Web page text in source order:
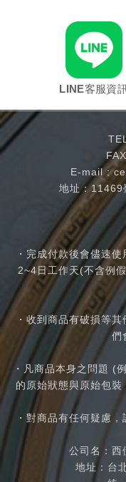
LINE客服資
E-mail :
地址：11469
・完成付款後會儘速
2~4日工作天(不含例
・收到商品有破損等
們
・凡商品本身之問題 (
的原始狀態與原始包
・對商品有任何疑慮
公司名：西
地址：台